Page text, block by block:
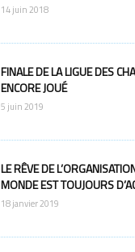
14 juin 2018
FINALE DE LA LIGUE DES
ENCORE JOUÉ
5 juin 2019
LE RÊVE DE
MONDE EST TOUJOURS
18 janvier 2019